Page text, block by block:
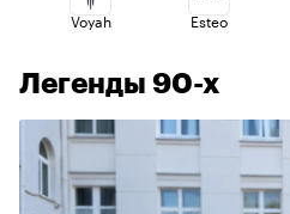
Voyah Esteo
Omoda
Geely Jaecoo
Легенды 90-х